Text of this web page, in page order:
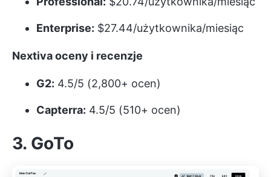
Enterprise: $27.44/użytkownika/miesiąc
Nextiva oceny i recenzje
G2: 4.5/5 (2,800+ ocen)
Capterra: 4.5/5 (510+ ocen)
3. GoTo